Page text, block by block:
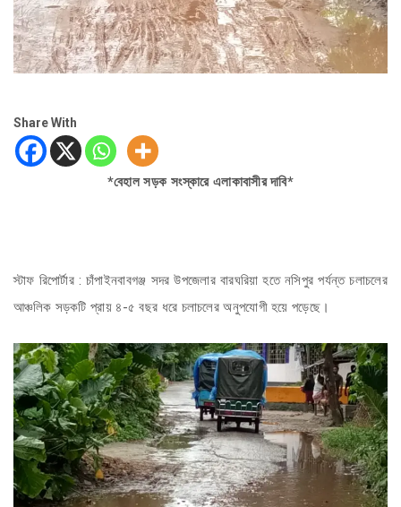
Share With
*বেহাল সড়ক সংস্কারে এলাকাবাসীর দাবি*
স্টাফ রিপোর্টার : চাঁপাইনবাবগঞ্জ সদর উপজেলার বারঘরিয়া হতে নসিপুর পর্যন্ত চলাচলের
আঞ্চলিক সড়কটি প্রায় ৪-৫ বছর ধরে চলাচলের অনুপযোগী হয়ে পড়েছে।